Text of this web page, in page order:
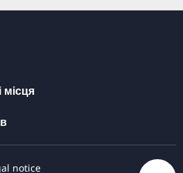
місця
notice